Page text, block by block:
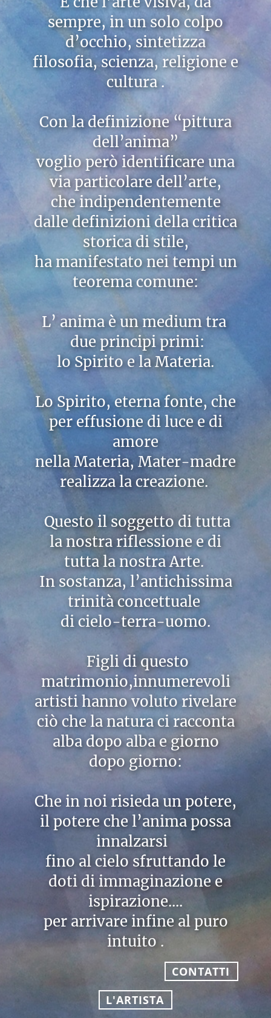
sempre, in un solo colpo
d’occhio, sintetizza
filosofia, scienza, religione e
cultura .
Con la definizione “pittura
dell’anima”
voglio però identificare una
via particolare dell’arte,
che indipendentemente
dalle definizioni della critica
storica di stile,
ha manifestato nei tempi un
teorema comune:
L’ anima è un medium tra
due principi primi:
lo Spirito e la Materia.
Lo Spirito, eterna fonte, che
per effusione di luce e di
amore
nella Materia, Mater-madre
realizza la creazione.
Questo il soggetto di tutta
la nostra riflessione e di
tutta la nostra Arte.
In sostanza, l’antichissima
trinità concettuale
di cielo-terra-uomo.
Figli di questo
matrimonio,innumerevoli
artisti hanno voluto rivelare
ciò che la natura ci racconta
alba dopo alba e giorno
dopo giorno:
Che in noi risieda un potere,
il potere che l’anima possa
innalzarsi
fino al cielo sfruttando le
doti di immaginazione e
ispirazione....
per arrivare infine al puro
intuito .
CONTATTI
L'ARTISTA